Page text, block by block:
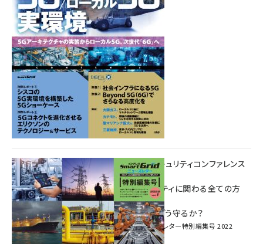
重要インフラサイバーセキュリティコンファレンス
特別電子版！
― 産業サイバーセキュリティに関わる全ての方
へ！ ―
加速するDX、OT/IoTをどう守るか？
インプレス SmartGridニューズレター特別編集号 2022
Vol.1